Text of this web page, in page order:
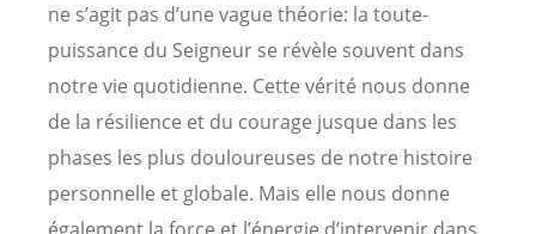
ne s’agit pas d’une vague théorie: la toute-
puissance du Seigneur se révèle souvent dans
notre vie quotidienne. Cette vérité nous donne
de la résilience et du courage jusque dans les
phases les plus douloureuses de notre histoire
personnelle et globale. Mais elle nous donne